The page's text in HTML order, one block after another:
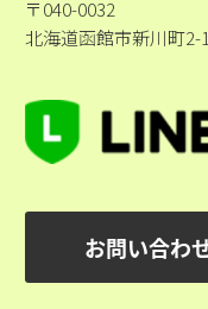
〒040-0032
北海道函館市新川町2-
お問い合わ